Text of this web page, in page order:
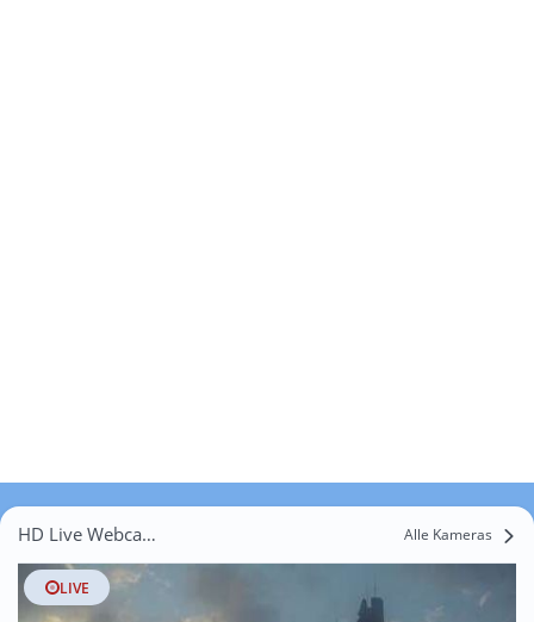
HD Live Webcams Scheurenmühle Alle Kameras
LIVE